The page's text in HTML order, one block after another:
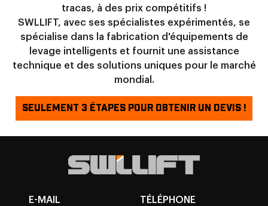
tracas, à des prix compétitifs !
SWLLIFT, avec ses spécialistes expérimentés, se
spécialise dans la fabrication d'équipements de
levage intelligents et fournit une assistance
technique et des solutions uniques pour le marché
mondial.
SEULEMENT 3 ÉTAPES POUR OBTENIR UN DEVIS !
E-MAIL TÉLÉPHONE